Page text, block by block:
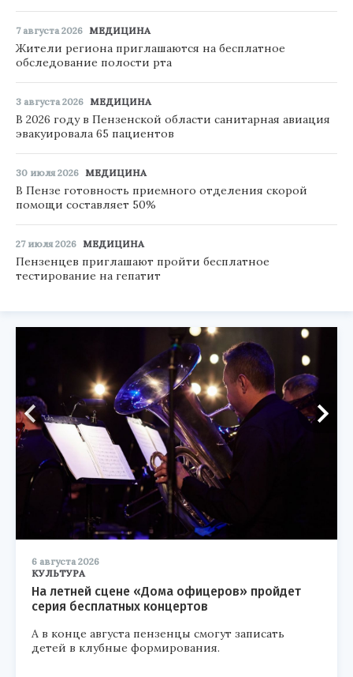
7 августа 2026 МЕДИЦИНА
Жители региона приглашаются на бесплатное
обследование полости рта
3 августа 2026 МЕДИЦИНА
В 2026 году в Пензенской области санитарная авиация
эвакуировала 65 пациентов
30 июля 2026 МЕДИЦИНА
В Пензе готовность приемного отделения скорой
помощи составляет 50%
27 июля 2026 МЕДИЦИНА
Пензенцев приглашают пройти бесплатное
тестирование на гепатит
6 августа 2026
КУЛЬТУРА
На летней сцене «Дома офицеров» пройдет
серия бесплатных концертов
А в конце августа пензенцы смогут записать
детей в клубные формирования.